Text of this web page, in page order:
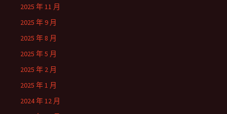
2025 年 11 月
2025 年 9 月
2025 年 8 月
2025 年 5 月
2025 年 2 月
2025 年 1 月
2024 年 12 月